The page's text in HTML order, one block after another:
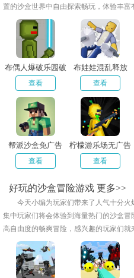
置的沙盒世界中自由探索畅玩，体验丰
富，喜欢这类游戏的话快来本站下载吧！
布偶人爆破乐园破
解版
查看
布娃娃混乱释放
查看
帮派沙盒免广告
查看
柠檬游乐场无广告
版
查看
好玩的沙盒冒险游戏 更多>>
今天小编为玩家们带来了人气十分
集中玩家们将会体验到海量热门的沙盒
高自由度的畅爽冒险，感兴趣的玩家们就